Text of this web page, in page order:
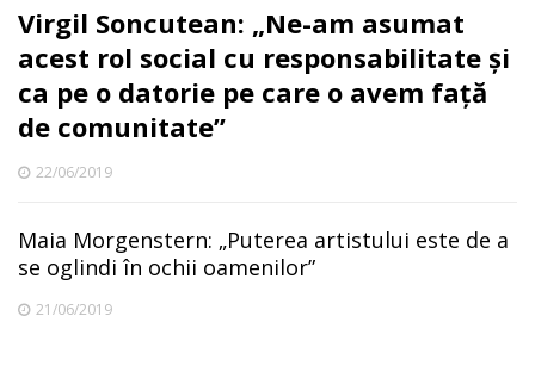
Virgil Soncutean: „Ne-am asumat
acest rol social cu responsabilitate și
ca pe o datorie pe care o avem față
de comunitate”
22/06/2019
Maia Morgenstern: „Puterea artistului este de a
se oglindi în ochii oamenilor”
21/06/2019